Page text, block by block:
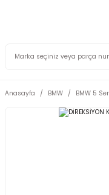
Anasayfa BMW BMW 5